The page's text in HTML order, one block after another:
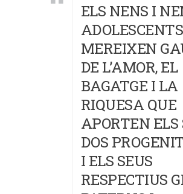
ELS NENS I
ADOLESCENTS
MEREIXEN
DE L’AMOR, EL
BAGATGE I LA
RIQUESA QUE
APORTEN ELS
DOS
I ELS SEUS
RESPECTIUS